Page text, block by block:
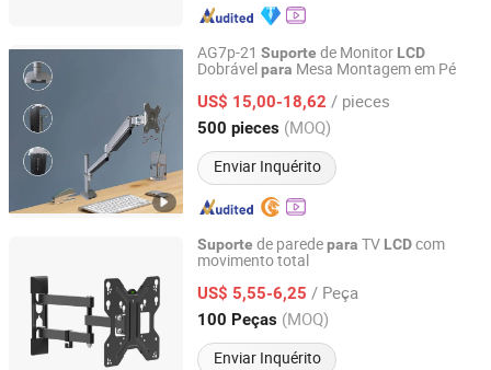
AG7p-21 Suporte de Monitor LCD
Dobrávelpara Mesa Montagem em Pé
US$ 15,00-18,62 / pieces
500 pieces (MOQ)
Enviar Inquérito
NINGBO ERGOMY TECHNOLOGY CO.,LTD
Zhejiang, China Desde 2025
Suporte de paredepara TV LCDcom
movimento total
US$ 5,55-6,25 / Peça
100 Peças (MOQ)
Enviar Inquérito
Ningbo Charm-Tech Import and Export Corporation Ltd.
Zhejiang, China Desde 2007